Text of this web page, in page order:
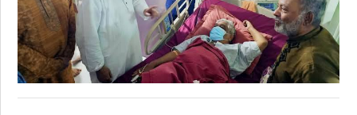
নির্বাচন
আলোচিত সংবাদ
ই-পেপার